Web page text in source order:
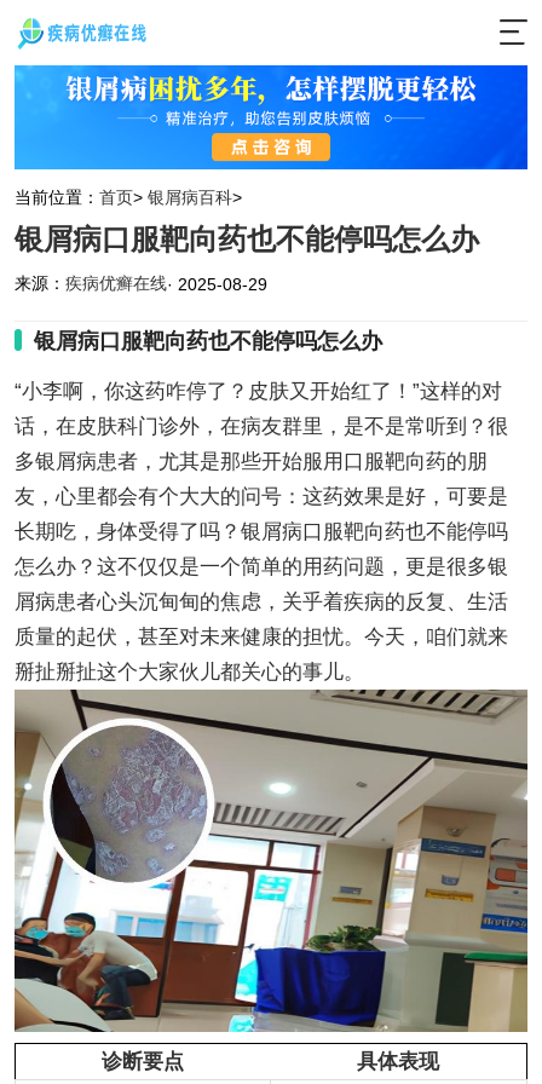
当前位置： 首页> 银屑病百科>
银屑病口服靶向药也不能停吗怎么办
来源： 疾病优癣在线· 2025-08-29
银屑病口服靶向药也不能停吗怎么办
“小李啊，你这药咋停了？皮肤又开始红了！”这样的对
话，在皮肤科门诊外，在病友群里，是不是常听到？很
多银屑病患者，尤其是那些开始服用口服靶向药的朋
友，心里都会有个大大的问号：这药效果是好，可要是
长期吃，身体受得了吗？银屑病口服靶向药也不能停吗
怎么办？这不仅仅是一个简单的用药问题，更是很多银
屑病患者心头沉甸甸的焦虑，关乎着疾病的反复、生活
质量的起伏，甚至对未来健康的担忧。今天，咱们就来
掰扯掰扯这个大家伙儿都关心的事儿。
诊断要点 具体表现